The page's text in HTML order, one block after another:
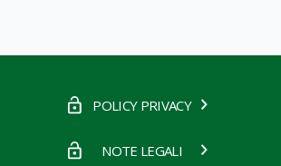
POLICY PRIVACY
NOTE LEGALI